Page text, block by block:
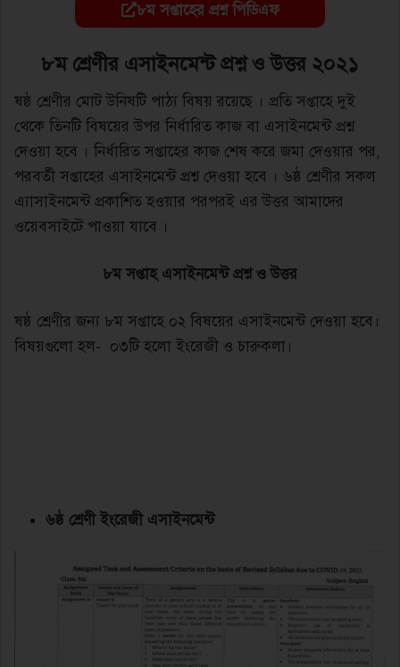
৮ম সপ্তাহের প্রশ্ন পিডিএফ
৮ম শ্রেণীর এসাইনমেন্ট প্রশ্ন ও উত্তর ২০২১
ষষ্ঠ শ্রেণীর মোট উনিষটি পাঠ্য বিষয় রয়েছে । প্রতি সপ্তাহে দুই
থেকে তিনটি বিষয়ের উপর নির্ধারিত কাজ বা এসাইনমেন্ট প্রশ্ন
দেওয়া হবে । নির্ধারিত সপ্তাহের কাজ শেষ করে জমা দেওয়ার পর,
পরবর্তী সপ্তাহের এসাইনমেন্ট প্রশ্ন দেওয়া হবে । ৬ষ্ঠ শ্রেণীর সকল
এ্যাসাইনমেন্ট প্রকাশিত হওয়ার পরপরই এর উত্তর আমাদের
ওয়েবসাইটে পাওয়া যাবে ।
৮ম সপ্তাহ এসাইনমেন্ট প্রশ্ন ও উত্তর
ষষ্ঠ শ্রেণীর জন্য ৮ম সপ্তাহে ০২ বিষয়ের এসাইনমেন্ট দেওয়া হবে।
বিষয়গুলো হল- ০৩টি হলো ইংরেজী ও চারুকলা।
৬ষ্ঠ শ্রেণী ইংরেজী এসাইনমেন্ট